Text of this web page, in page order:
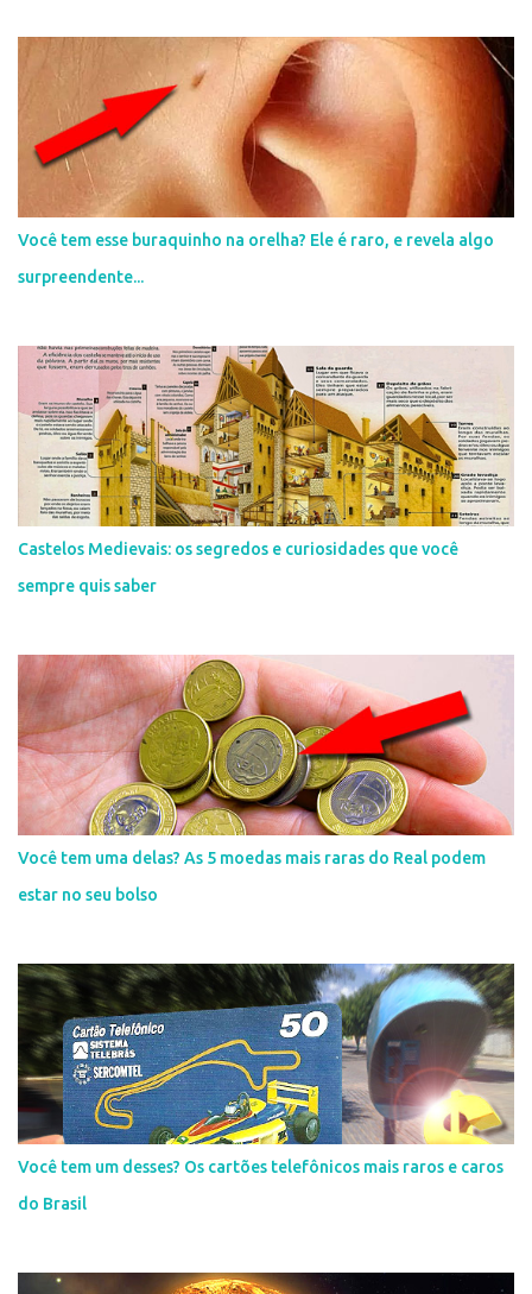
Você tem esse buraquinho na orelha? Ele é raro, e revela algo
surpreendente...
Castelos Medievais: os segredos e curiosidades que você
sempre quis saber
Você tem uma delas? As 5 moedas mais raras do Real podem
estar no seu bolso
Você tem um desses? Os cartões telefônicos mais raros e caros
do Brasil